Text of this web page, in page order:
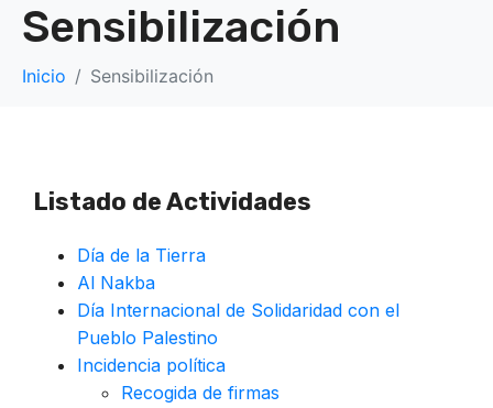
Sensibilización
Inicio Sensibilización
Listado de Actividades
Día de la Tierra
Al Nakba
Día Internacional de Solidaridad con el
Pueblo Palestino
Incidencia política
Recogida de firmas